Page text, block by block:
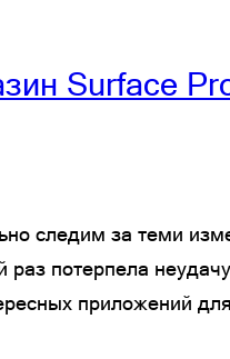
Surface
следим за теми
потерпела
приложений